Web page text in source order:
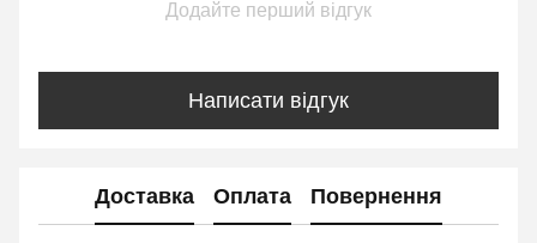
Додайте перший відгук
Написати відгук
Доставка Оплата Повернення